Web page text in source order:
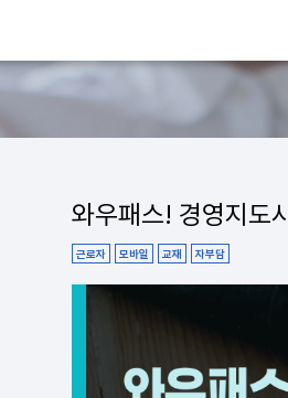
와우패스! 경영지도
근로자 모바일 교재 자부담